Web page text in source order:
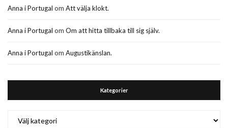
Anna i Portugal om Att välja klokt.
Anna i Portugal om Om att hitta tillbaka till sig själv.
Anna i Portugal om Augustikänslan.
Kategorier